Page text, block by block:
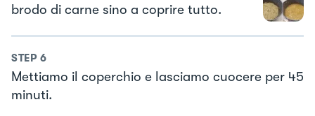
brodo di carne sino a coprire tutto.
STEP 6
Mettiamo il coperchio e lasciamo cuocere per 45
minuti.